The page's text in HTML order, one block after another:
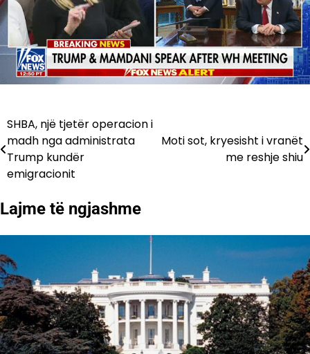
Lëvizje
te
postimet
SHBA, një tjetër operacion i
madh nga administrata
Trump kundër
emigracionit
Moti sot, kryesisht i vranët
me reshje shiu
Lajme të ngjashme